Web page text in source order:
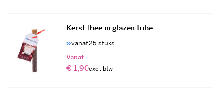
Kerst thee in glazen tube
vanaf 25 stuks
Vanaf
€ 1,90